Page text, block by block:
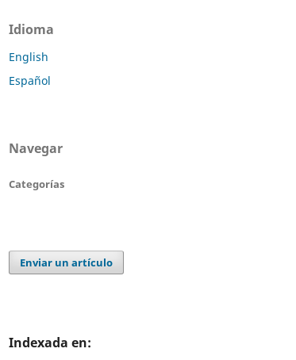
Idioma
English
Español
Navegar
Categorías
Enviar un artículo
Indexada en: